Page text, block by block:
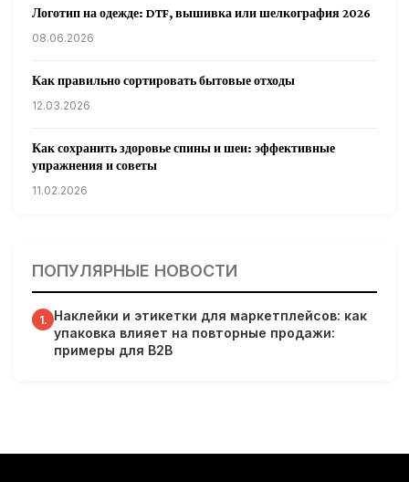
Логотип на одежде: DTF, вышивка или шелкография 2026
08.06.2026
Как правильно сортировать бытовые отходы
12.03.2026
Как сохранить здоровье спины и шеи: эффективные
упражнения и советы
11.02.2026
31.01.2026
Гарвардские ученые обнаружили сеть лимфатических
сосудов в мозге человека и мышей
31.01.2026
ПОПУЛЯРНЫЕ НОВОСТИ
1. Наклейки и этикетки для маркетплейсов: как
упаковка влияет на повторные продажи:
примеры для B2B